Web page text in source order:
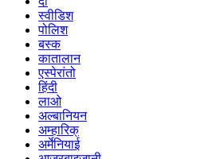
स्वीडिश
पोलिश
बस्क
कातालान
एस्पेरांतो
हिंदी
लाओ
अल्बानियन
अम्हारिक्
अर्मेनियाई